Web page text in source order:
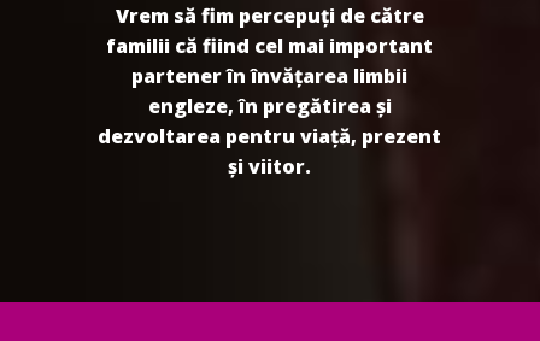
Vrem să fim percepuți de către
familii că fiind cel mai important
partener în învățarea limbii
engleze, în pregătirea și
dezvoltarea pentru viață, prezent
și viitor.